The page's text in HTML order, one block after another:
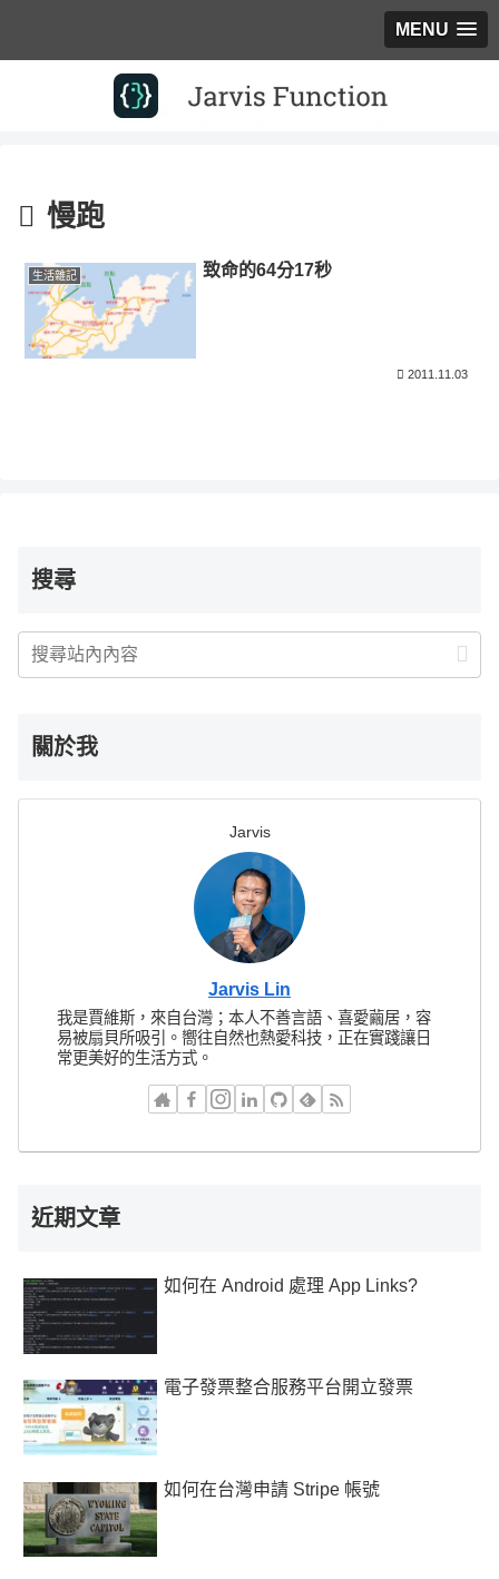
MENU
慢跑
生活雜記 致命的64分17秒
2011.11.03
搜尋
關於我
Jarvis
Jarvis Lin
我是賈維斯，來自台灣；本人不善言語、喜愛繭居，容
易被扇貝所吸引。嚮往自然也熱愛科技，正在實踐讓日
常更美好的生活方式。
近期文章
如何在 Android 處理 App Links?
電子發票整合服務平台開立發票
如何在台灣申請 Stripe 帳號